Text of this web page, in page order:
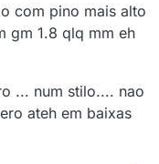
com pino mais alto
gm 1.8 qlq mm eh
... num stilo.... nao
ateh em baixas